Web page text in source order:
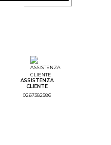
Step Color
Step Monogramme
ASSISTENZA
CLIENTE
0267382586